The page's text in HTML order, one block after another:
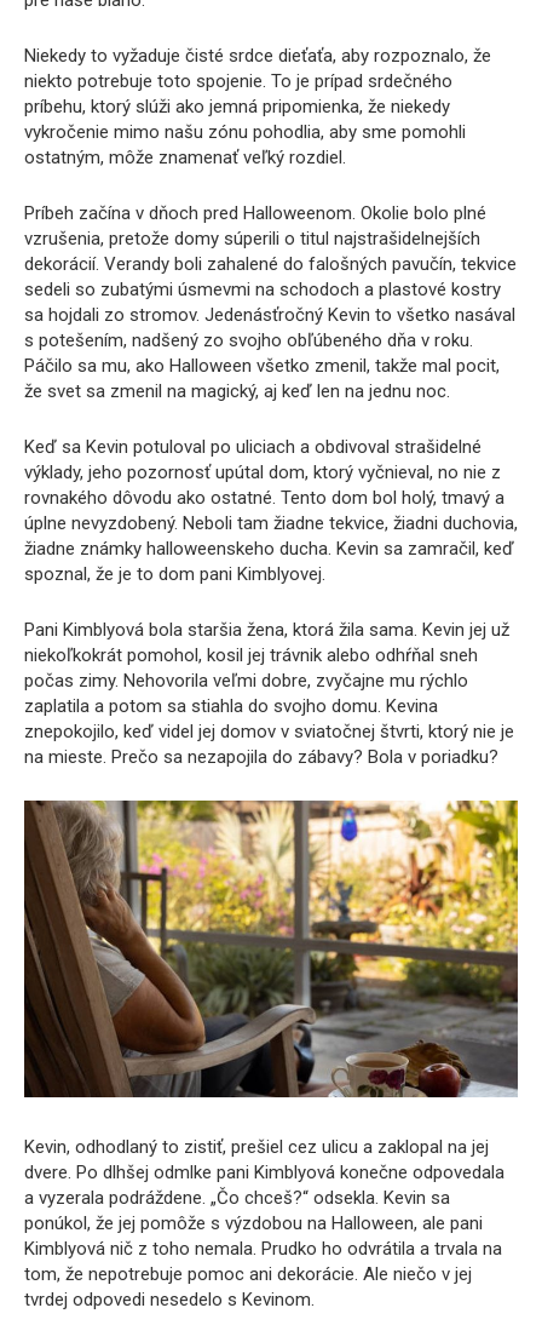
Niekedy to vyžaduje čisté srdce dieťaťa, aby rozpoznalo, že
niekto potrebuje toto spojenie. To je prípad srdečného
príbehu, ktorý slúži ako jemná pripomienka, že niekedy
vykročenie mimo našu zónu pohodlia, aby sme pomohli
ostatným, môže znamenať veľký rozdiel.
Príbeh začína v dňoch pred Halloweenom. Okolie bolo plné
vzrušenia, pretože domy súperili o titul najstrašidelnejších
dekorácií. Verandy boli zahalené do falošných pavučín, tekvice
sedeli so zubatými úsmevmi na schodoch a plastové kostry
sa hojdali zo stromov. Jedenásťročný Kevin to všetko nasával
s potešením, nadšený zo svojho obľúbeného dňa v roku.
Páčilo sa mu, ako Halloween všetko zmenil, takže mal pocit,
že svet sa zmenil na magický, aj keď len na jednu noc.
Keď sa Kevin potuloval po uliciach a obdivoval strašidelné
výklady, jeho pozornosť upútal dom, ktorý vyčnieval, no nie z
rovnakého dôvodu ako ostatné. Tento dom bol holý, tmavý a
úplne nevyzdobený. Neboli tam žiadne tekvice, žiadni duchovia,
žiadne známky halloweenskeho ducha. Kevin sa zamračil, keď
spoznal, že je to dom pani Kimblyovej.
Pani Kimblyová bola staršia žena, ktorá žila sama. Kevin jej už
niekoľkokrát pomohol, kosil jej trávnik alebo odhŕňal sneh
počas zimy. Nehovorila veľmi dobre, zvyčajne mu rýchlo
zaplatila a potom sa stiahla do svojho domu. Kevina
znepokojilo, keď videl jej domov v sviatočnej štvrti, ktorý nie je
na mieste. Prečo sa nezapojila do zábavy? Bola v poriadku?
Kevin, odhodlaný to zistiť, prešiel cez ulicu a zaklopal na jej
dvere. Po dlhšej odmlke pani Kimblyová konečne odpovedala
a vyzerala podráždene. „Čo chceš?“ odsekla. Kevin sa
ponúkol, že jej pomôže s výzdobou na Halloween, ale pani
Kimblyová nič z toho nemala. Prudko ho odvrátila a trvala na
tom, že nepotrebuje pomoc ani dekorácie. Ale niečo v jej
tvrdej odpovedi nesedelo s Kevinom.